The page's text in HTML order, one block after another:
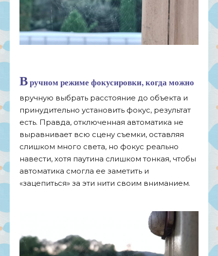
Вручном режиме фокусировки, когда можно
вручную выбрать расстояние до объекта и
принудительно установить фокус, результат
есть. Правда, отключенная автоматика не
выравнивает всю сцену съемки, оставляя
слишком много света, но фокус реально
навести, хотя паутина слишком тонкая, чтобы
автоматика смогла ее заметить и
«зацепиться» за эти нити своим вниманием.